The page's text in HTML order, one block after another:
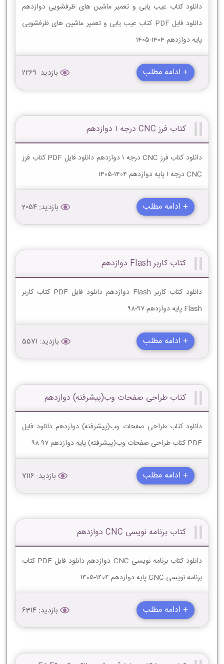
دانلود کتاب عیب یابی و تعمیر ماشین های ظرفشویی دوازدهم
دانلود فایل PDF کتاب عیب یابی و تعمیر ماشین های ظرفشویی
پایه دوازدهم 1404-1405
+ ادامه مطلب بازدید: 2269
کتاب فرز CNC درجه ۱ دوازدهم
دانلود کتاب فرز CNC درجه ۱ دوازدهم دانلود فایل PDF کتاب فرز
CNC درجه ۱ پایه دوازدهم 1404-1405
+ ادامه مطلب بازدید: 2054
کتاب کاربر Flash دوازدهم
دانلود کتاب کاربر Flash دوازدهم دانلود فایل PDF کتاب کاربر
Flash پایه دوازدهم 97-98
+ ادامه مطلب بازدید: 5571
کتاب طراحی صفحات وب(پیشرفته) دوازدهم
دانلود کتاب طراحی صفحات وب(پیشرفته) دوازدهم دانلود فایل
PDF کتاب طراحی صفحات وب(پیشرفته) پایه دوازدهم 97-98
+ ادامه مطلب بازدید: 7116
کتاب برنامه نویسی CNC دوازدهم
دانلود کتاب برنامه نویسی CNC دوازدهم دانلود فایل PDF کتاب
برنامه نویسی CNC پایه دوازدهم 1404-1405
+ ادامه مطلب بازدید: 6314